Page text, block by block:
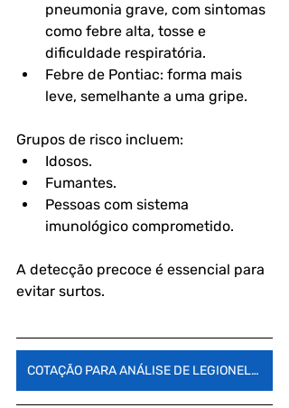
pneumonia grave, com sintomas
como febre alta, tosse e
dificuldade respiratória.
Febre de Pontiac: forma mais
leve, semelhante a uma gripe.
Grupos de risco incluem:
Idosos.
Fumantes.
Pessoas com sistema
imunológico comprometido.
A detecção precoce é essencial para
evitar surtos.
COTAÇÃO PARA ANÁLISE DE LEGIONELLA